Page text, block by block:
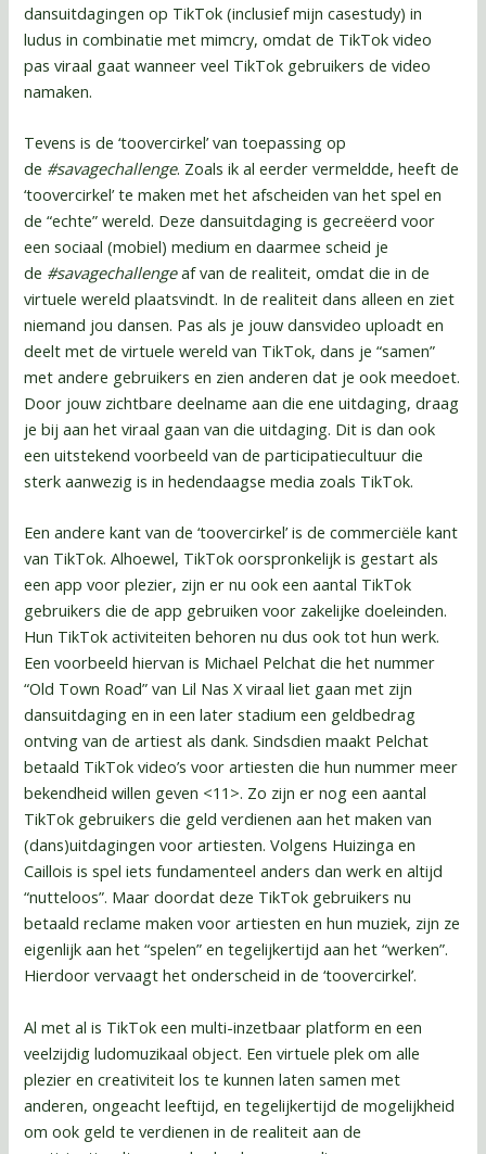
dansuitdagingen op TikTok (inclusief mijn casestudy) in
ludus in combinatie met mimcry, omdat de TikTok video
pas viraal gaat wanneer veel TikTok gebruikers de video
namaken.
Tevens is de ‘toovercirkel’ van toepassing op
de #savagechallenge. Zoals ik al eerder vermeldde, heeft de
‘toovercirkel’ te maken met het afscheiden van het spel en
de “echte” wereld. Deze dansuitdaging is gecreëerd voor
een sociaal (mobiel) medium en daarmee scheid je
de #savagechallengeaf van de realiteit, omdat die in de
virtuele wereld plaatsvindt. In de realiteit dans alleen en ziet
niemand jou dansen. Pas als je jouw dansvideo uploadt en
deelt met de virtuele wereld van TikTok, dans je “samen”
met andere gebruikers en zien anderen dat je ook meedoet.
Door jouw zichtbare deelname aan die ene uitdaging, draag
je bij aan het viraal gaan van die uitdaging. Dit is dan ook
een uitstekend voorbeeld van de participatiecultuur die
sterk aanwezig is in hedendaagse media zoals TikTok.
Een andere kant van de ‘toovercirkel’ is de commerciële kant
van TikTok. Alhoewel, TikTok oorspronkelijk is gestart als
een app voor plezier, zijn er nu ook een aantal TikTok
gebruikers die de app gebruiken voor zakelijke doeleinden.
Hun TikTok activiteiten behoren nu dus ook tot hun werk.
Een voorbeeld hiervan is Michael Pelchat die het nummer
“Old Town Road” van Lil Nas X viraal liet gaan met zijn
dansuitdaging en in een later stadium een geldbedrag
ontving van de artiest als dank. Sindsdien maakt Pelchat
betaald TikTok video’s voor artiesten die hun nummer meer
bekendheid willen geven <11>. Zo zijn er nog een aantal
TikTok gebruikers die geld verdienen aan het maken van
(dans)uitdagingen voor artiesten. Volgens Huizinga en
Caillois is spel iets fundamenteel anders dan werk en altijd
“nutteloos”. Maar doordat deze TikTok gebruikers nu
betaald reclame maken voor artiesten en hun muziek, zijn ze
eigenlijk aan het “spelen” en tegelijkertijd aan het “werken”.
Hierdoor vervaagt het onderscheid in de ‘toovercirkel’.
Al met al is TikTok een multi-inzetbaar platform en een
veelzijdig ludomuzikaal object. Een virtuele plek om alle
plezier en creativiteit los te kunnen laten samen met
anderen, ongeacht leeftijd, en tegelijkertijd de mogelijkheid
om ook geld te verdienen in de realiteit aan de